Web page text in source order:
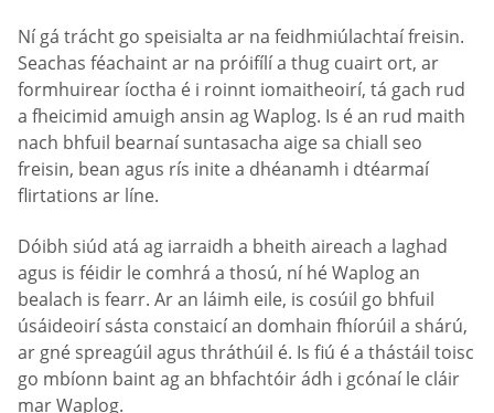
Ní gá trácht go speisialta ar na feidhmiúlachtaí freisin.
Seachas féachaint ar na próifílí a thug cuairt ort, ar
formhuirear íoctha é i roinnt iomaitheoirí, tá gach rud
a fheicimid amuigh ansin ag Waplog. Is é an rud maith
nach bhfuil bearnaí suntasacha aige sa chiall seo
freisin, bean agus rís inite a dhéanamh i dtéarmaí
flirtations ar líne.
Dóibh siúd atá ag iarraidh a bheith aireach a laghad
agus is féidir le comhrá a thosú, ní hé Waplog an
bealach is fearr. Ar an láimh eile, is cosúil go bhfuil
úsáideoirí sásta constaicí an domhain fhíorúil a shárú,
ar gné spreagúil agus thráthúil é. Is fiú é a thástáil toisc
go mbíonn baint ag an bhfachtóir ádh i gcónaí le cláir
mar Waplog.